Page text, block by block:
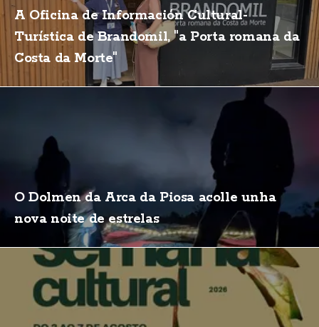
A Oficina de Información Cultural-
Turística de Brandomil, "a Porta romana da
Costa da Morte"
O Dolmen da Arca da Piosa acolle unha
nova noite de estrelas